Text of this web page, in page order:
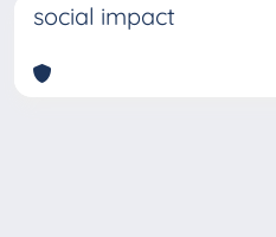
social impact